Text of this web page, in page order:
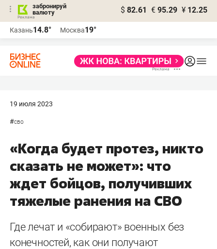
забронируй
валюту
$ 82.61 € 95.29 ¥ 12.25
Казань14.8° Москва19°
19 июля 2023
#сво
«Когда будет протез, никто
сказать не может»: что
ждет бойцов, получивших
тяжелые ранения на СВО
Где лечат и «собирают» военных без
конечностей, как они получают